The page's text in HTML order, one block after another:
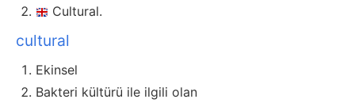
Cultural.
cultural
Ekinsel
Bakteri kültürü ile ilgili olan